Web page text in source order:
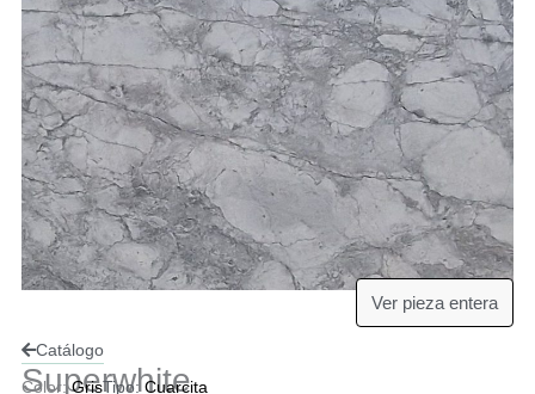
Ver pieza entera
Catálogo
Superwhite
Color:GrisTipo: Cuarcita